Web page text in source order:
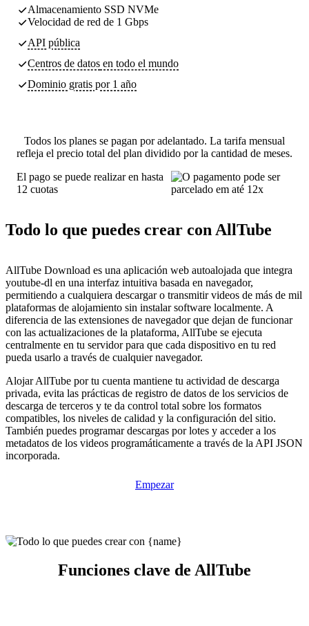
Almacenamiento SSD NVMe
Velocidad de red de 1 Gbps
API pública
Centros de datos en todo el mundo
Dominio gratis por 1 año
Todos los planes se pagan por adelantado. La tarifa mensual
refleja el precio total del plan dividido por la cantidad de meses.
El pago se puede realizar en hasta
12 cuotas
Todo lo que puedes crear con AllTube
AllTube Download es una aplicación web autoalojada que integra
youtube-dl en una interfaz intuitiva basada en navegador,
permitiendo a cualquiera descargar o transmitir videos de más de mil
plataformas de alojamiento sin instalar software localmente. A
diferencia de las extensiones de navegador que dejan de funcionar
con las actualizaciones de la plataforma, AllTube se ejecuta
centralmente en tu servidor para que cada dispositivo en tu red
pueda usarlo a través de cualquier navegador.
Alojar AllTube por tu cuenta mantiene tu actividad de descarga
privada, evita las prácticas de registro de datos de los servicios de
descarga de terceros y te da control total sobre los formatos
compatibles, los niveles de calidad y la configuración del sitio.
También puedes programar descargas por lotes y acceder a los
metadatos de los videos programáticamente a través de la API JSON
incorporada.
Empezar
Funciones clave de AllTube